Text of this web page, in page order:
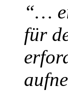
“…
für